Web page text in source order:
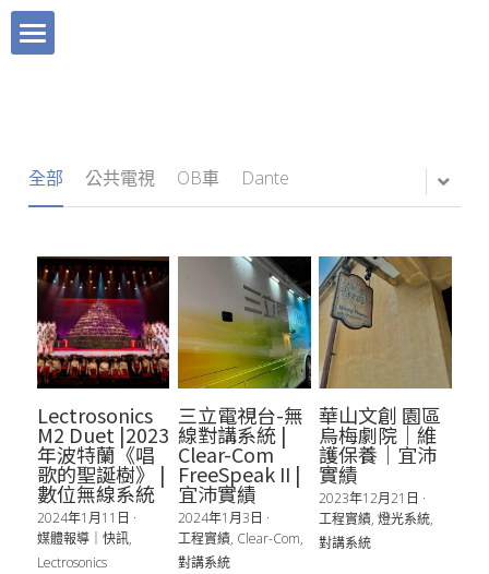
聯絡我們
Instagram
Facebook
廣播電臺
電視臺
藝文中心
多功能廳
媒體服務
資安服務
BLOG
媒體報導｜快訊
產品快訊
工程實績
活動直播
數位媒體
宜沛購物
搜索
繁體中文
繁體中文
全部 公共電視 OB車 Dante
Lectrosonics
M2 Duet |2023
年波特蘭《唱
歌的聖誕樹》 |
數位無線系統
2024年1月11日 ·
媒體報導｜快訊,
Lectrosonics
三立電視台-無
線對講系統 |
Clear-Com
FreeSpeak II |
宜沛實績
2024年1月3日 ·
工程實績, Clear-Com,
對講系統
華山文創 園區
烏梅劇院｜維
護保養｜宜沛
實績
2023年12月21日 ·
工程實績, 燈光系統,
對講系統
Tentacle Sync 章魚哥時碼器
Mevo 直播攝影機
Dante AVIO 轉換器
Clear Com
媒體報導｜快訊
直播活動
數位媒體